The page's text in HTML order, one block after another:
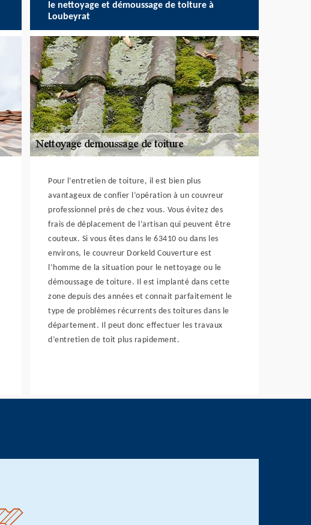
le nettoyage et démoussage de toiture à
Loubeyrat
Pour l’entretien de toiture, il est bien plus
avantageux de confier l’opération à un couvreur
professionnel près de chez vous. Vous évitez des
frais de déplacement de l’artisan qui peuvent être
couteux. Si vous êtes dans le 63410 ou dans les
environs, le couvreur Dorkeld Couverture est
l’homme de la situation pour le nettoyage ou le
démoussage de toiture. Il est implanté dans cette
zone depuis des années et connait parfaitement le
type de problèmes récurrents des toitures dans le
département. Il peut donc effectuer les travaux
d’entretien de toit plus rapidement.